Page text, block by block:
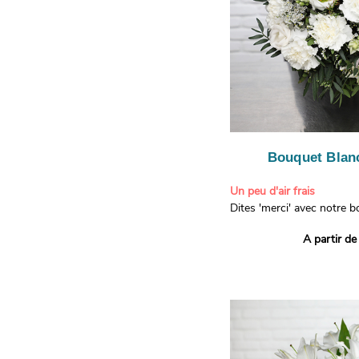
Bouquet
Un peu d'air frais
Dites 'merci' avec notre
de limonium blanc, ce
symbolisent l'amour et
le limonium blanc ajoute
A partir